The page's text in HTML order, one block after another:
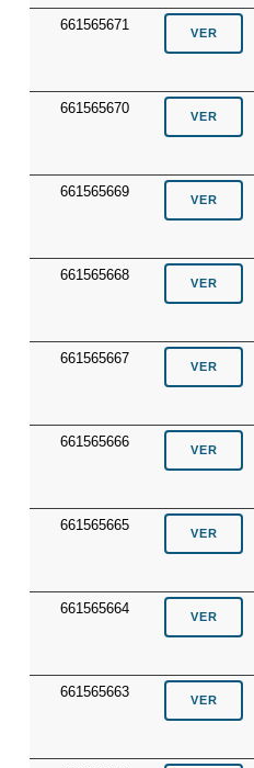
661565671
661565670
661565669
661565668
661565667
661565666
661565665
661565664
661565663